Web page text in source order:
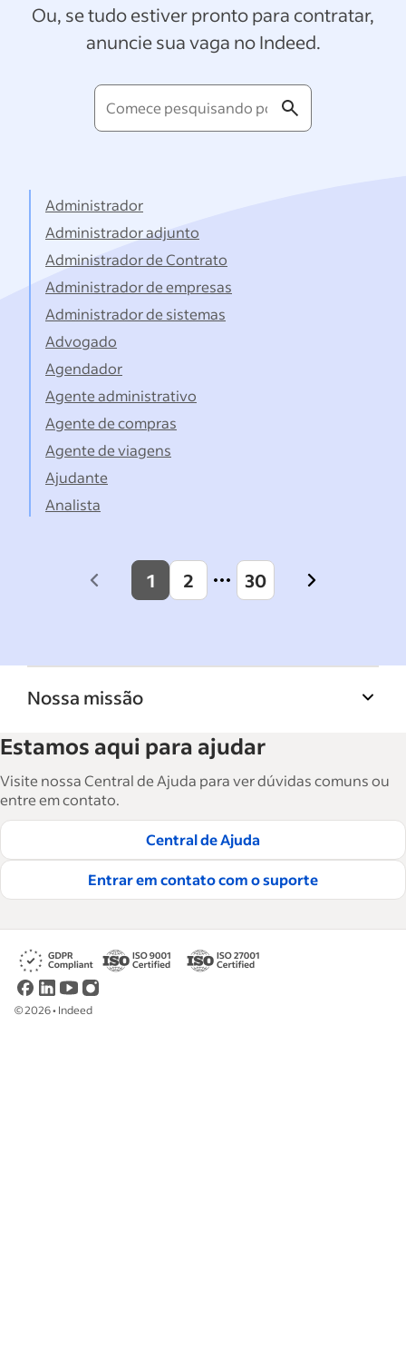
Ou, se tudo estiver pronto para contratar,
anuncie sua vaga no Indeed.
Comece
pesquisando
Administrador
Administrador adjunto
Administrador de Contrato
Administrador de empresas
Administrador de sistemas
Advogado
Agendador
Agente administrativo
Agente de compras
Agente de viagens
Ajudante
Analista
Previous
1 2 30
Next
Nossa missão
Indeed ajuda empresas a crescer e gerenciar a
força de trabalho. São mais de 15 mil artigos
em seis idiomas, em que você encontra
conselhos táticos, instruções e práticas
recomendadas para ajudar as empresas a
contratar e reter ótimos funcionários.
Leia nossas diretrizes editoriais
Estamos aqui para ajudar
Visite nossa Central de Ajuda para ver dúvidas comuns ou
entre em contato.
Central de Ajuda
Entrar em contato com o suporte
©2026• Indeed